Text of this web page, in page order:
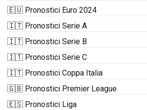
🇪🇺 Pronostici Euro 2024
🇮🇹 Pronostici Serie A
🇮🇹 Pronostici Serie B
🇮🇹 Pronostici Serie C
🇮🇹 Pronostici Coppa Italia
🇬🇧 Pronostici Premier League
🇪🇸 Pronostici Liga